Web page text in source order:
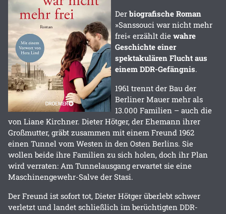
Derbiografische Roman
»Sanssouci war nicht mehr
frei« erzählt die wahre
Geschichte einer
spektakulären Flucht aus
einem DDR-Gefängnis.
1961 trennt der Bau der
Berliner Mauer mehr als
13.000 Familien – auch die
von Liane Kirchner. Dieter Hötger, der Ehemann ihrer
Großmutter, gräbt zusammen mit einem Freund 1962
einen Tunnel vom Westen in den Osten Berlins. Sie
wollen beide ihre Familien zu sich holen, doch ihr Plan
wird verraten: Am Tunnelausgang erwartet sie eine
Maschinengewehr-Salve der Stasi.
Der Freund ist sofort tot, Dieter Hötger überlebt schwer
verletzt und landet schließlich im berüchtigten DDR-